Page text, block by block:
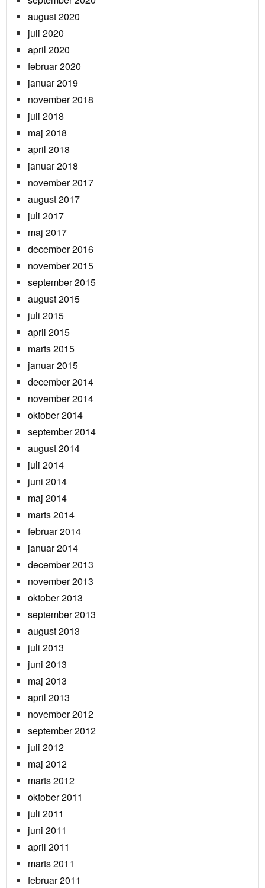
august 2020
juli 2020
april 2020
februar 2020
januar 2019
november 2018
juli 2018
maj 2018
april 2018
januar 2018
november 2017
august 2017
juli 2017
maj 2017
december 2016
november 2015
september 2015
august 2015
juli 2015
april 2015
marts 2015
januar 2015
december 2014
november 2014
oktober 2014
september 2014
august 2014
juli 2014
juni 2014
maj 2014
marts 2014
februar 2014
januar 2014
december 2013
november 2013
oktober 2013
september 2013
august 2013
juli 2013
juni 2013
maj 2013
april 2013
november 2012
september 2012
juli 2012
maj 2012
marts 2012
oktober 2011
juli 2011
juni 2011
april 2011
marts 2011
februar 2011